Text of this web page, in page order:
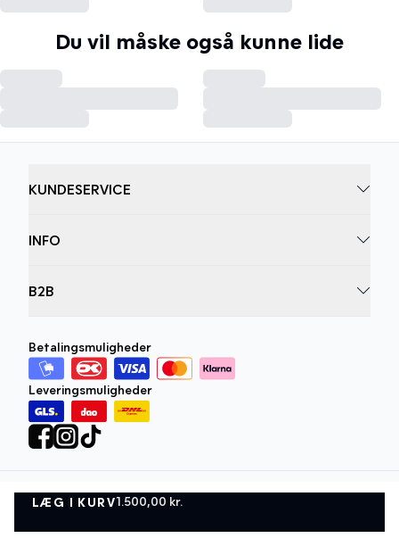
LÆG I KURV1.500,00 kr.
LÆG I KURV
Du vil måske også kunne lide
KUNDESERVICE
INFO
B2B
Betalingsmuligheder
Leveringsmuligheder
Privatlivspolitik